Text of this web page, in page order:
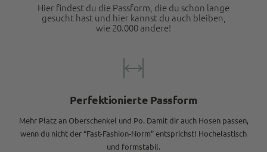
Hier findest du die Passform, die du schon lange
gesucht hast und hier kannst du auch bleiben,
wie 20.000 andere!
Perfektionierte Passform
Mehr Platz an Oberschenkel und Po. Damit dir auch Hosen passen,
wenn du nicht der “Fast-Fashion-Norm” entsprichst! Hochelastisch
und formstabil.